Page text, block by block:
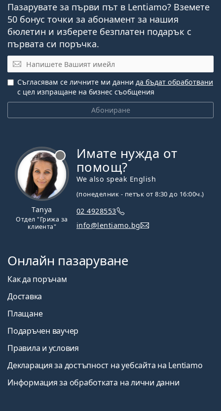
Пазарувате за първи път в Lentiamo? Вземете
50 бонус точки за абонамент за нашия
бюлетин и изберете безплатен подарък с
първата си поръчка.
Имейл
Абониране
Съгласявам се личните ми данни да бъдат обработвани
с цел изпращане на бизнес съобщения
Tanya
Отдел "Грижа за
клиента"
Имате нужда от
помощ?
We also speak English
(понеделник - петък от 8:30 до 16:00ч.)
02 4928553
info@lentiamo.bg
Онлайн пазаруване
Как да поръчам
Доставка
Плащане
Подаръчен ваучер
Правила и условия
Декларация за достъпност на уебсайта на Lentiamo
Информация за обработката на лични данни